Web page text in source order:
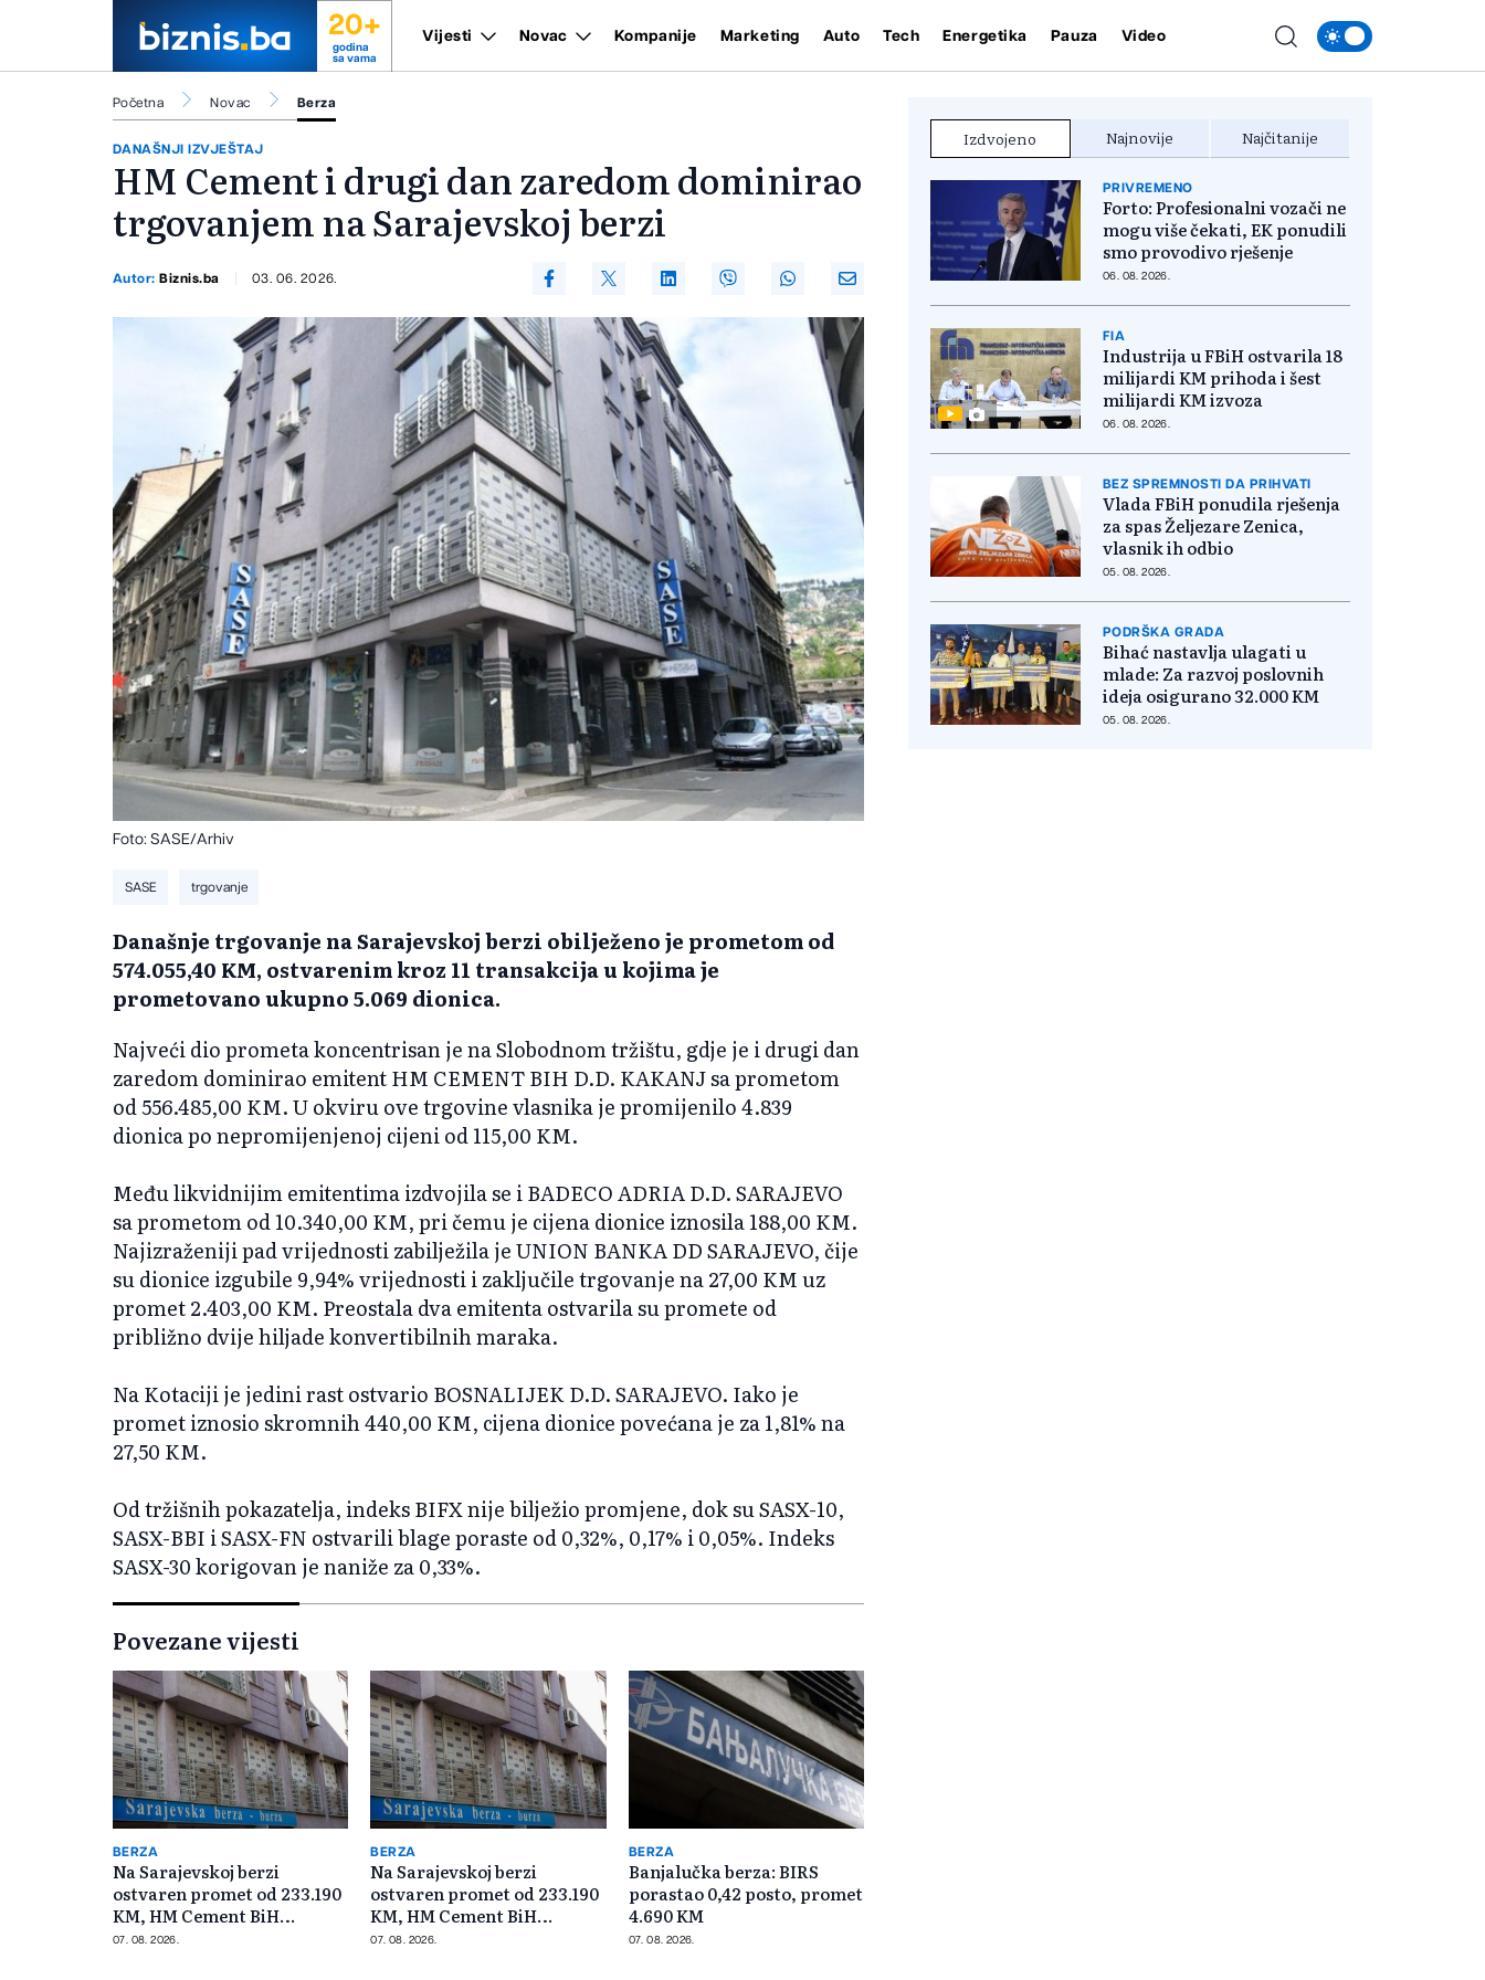
20+
godina
sa vama
Vijesti Novac Kompanije Marketing Auto Tech Energetika Pauza Video
Početna Novac Berza
DANAŠNJI IZVJEŠTAJ
HM Cement i drugi dan zaredom dominirao
trgovanjem na Sarajevskoj berzi
Autor:Biznis.ba 03. 06. 2026.
Foto: SASE/Arhiv
SASE trgovanje
Današnje trgovanje na Sarajevskoj berzi obilježeno je prometom od
574.055,40 KM, ostvarenim kroz 11 transakcija u kojima je
prometovano ukupno 5.069 dionica.
Najveći dio prometa koncentrisan je na Slobodnom tržištu, gdje je i drugi dan
zaredom dominirao emitent HM CEMENT BIH D.D. KAKANJ sa prometom
od 556.485,00 KM. U okviru ove trgovine vlasnika je promijenilo 4.839
dionica po nepromijenjenoj cijeni od 115,00 KM.
Među likvidnijim emitentima izdvojila se i BADECO ADRIA D.D. SARAJEVO
sa prometom od 10.340,00 KM, pri čemu je cijena dionice iznosila 188,00 KM.
Najizraženiji pad vrijednosti zabilježila je UNION BANKA DD SARAJEVO, čije
su dionice izgubile 9,94% vrijednosti i zaključile trgovanje na 27,00 KM uz
promet 2.403,00 KM. Preostala dva emitenta ostvarila su promete od
približno dvije hiljade konvertibilnih maraka.
Na Kotaciji je jedini rast ostvario BOSNALIJEK D.D. SARAJEVO. Iako je
promet iznosio skromnih 440,00 KM, cijena dionice povećana je za 1,81% na
27,50 KM.
Od tržišnih pokazatelja, indeks BIFX nije bilježio promjene, dok su SASX-10,
SASX-BBI i SASX-FN ostvarili blage poraste od 0,32%, 0,17% i 0,05%. Indeks
SASX-30 korigovan je naniže za 0,33%.
Povezane vijesti
BERZA
Na Sarajevskoj berzi
ostvaren promet od 233.190
KM, HM Cement BiH
najtrgovaniji
07. 08. 2026.
BERZA
Na Sarajevskoj berzi
ostvaren promet od 233.190
KM, HM Cement BiH
najtrgovaniji
07. 08. 2026.
BERZA
Banjalučka berza: BIRS
porastao 0,42 posto, promet
4.690 KM
07. 08. 2026.
Izdvojeno Najnovije Najčitanije
PRIVREMENO
Forto: Profesionalni vozači ne
mogu više čekati, EK ponudili
smo provodivo rješenje
06. 08. 2026.
FIA
Industrija u FBiH ostvarila 18
milijardi KM prihoda i šest
milijardi KM izvoza
06. 08. 2026.
BEZ SPREMNOSTI DA PRIHVATI
Vlada FBiH ponudila rješenja
za spas Željezare Zenica,
vlasnik ih odbio
05. 08. 2026.
PODRŠKA GRADA
Bihać nastavlja ulagati u
mlade: Za razvoj poslovnih
ideja osigurano 32.000 KM
05. 08. 2026.